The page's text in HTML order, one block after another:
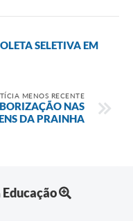
SELETIVA EM
MENOS RECENTE
NAS
DA PRAINHA
Educação